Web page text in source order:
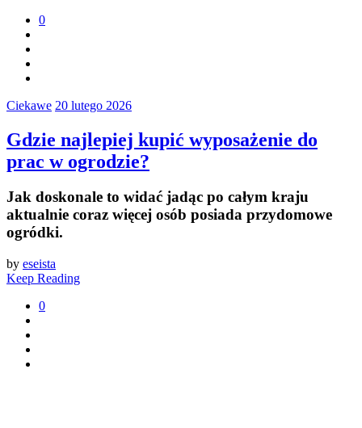
0
Ciekawe 20 lutego 2026
Gdzie najlepiej kupić wyposażenie do
prac w ogrodzie?
Jak doskonale to widać jadąc po całym kraju
aktualnie coraz więcej osób posiada przydomowe
ogródki.
by eseista
Keep Reading
0